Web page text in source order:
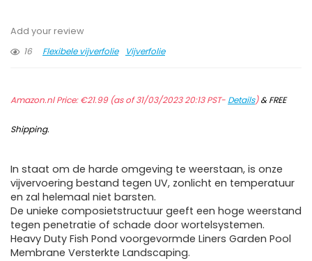
Add your review
16
Flexibele vijverfolie Vijverfolie
Amazon.nl Price:€21.99(as of 31/03/2023 20:13 PST- Details)&FREE
Shipping.
In staat om de harde omgeving te weerstaan, is onze
vijvervoering bestand tegen UV, zonlicht en temperatuur
en zal helemaal niet barsten.
De unieke composietstructuur geeft een hoge weerstand
tegen penetratie of schade door wortelsystemen.
Heavy Duty Fish Pond voorgevormde Liners Garden Pool
Membrane Versterkte Landscaping.